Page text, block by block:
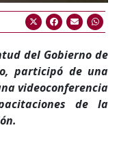
del Gobierno de
participó de una
videoconferencia
de la